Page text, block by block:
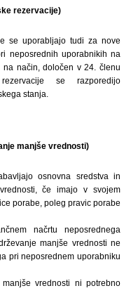
rezervacije)
se uporabljajo tudi za nove
neposrednih uporabnikih na
način, določen v 24. členu
se razporedijo
stanja.
manjše vrednosti)
osnovna sredstva in
če imajo v svojem
porabe, poleg pravic porabe
načrtu neposrednega
manjše vrednosti ne
pri neposrednem uporabniku
vrednosti ni potrebno